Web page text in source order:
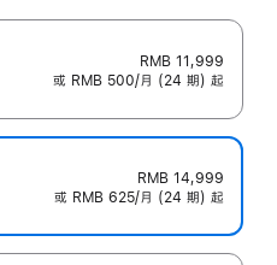
RMB 11,999
或 RMB 500/月 (24 期) 起
RMB 14,999
或 RMB 625/月 (24 期) 起